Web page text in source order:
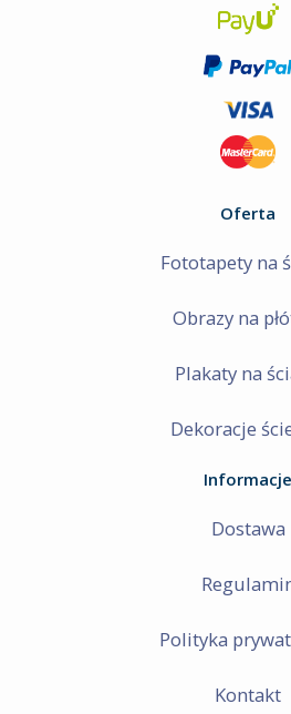
Oferta
Fototapety na
Obrazy na
Plakaty na
Dekoracje
Informacje
Dostawa
Polityka
Kontakt